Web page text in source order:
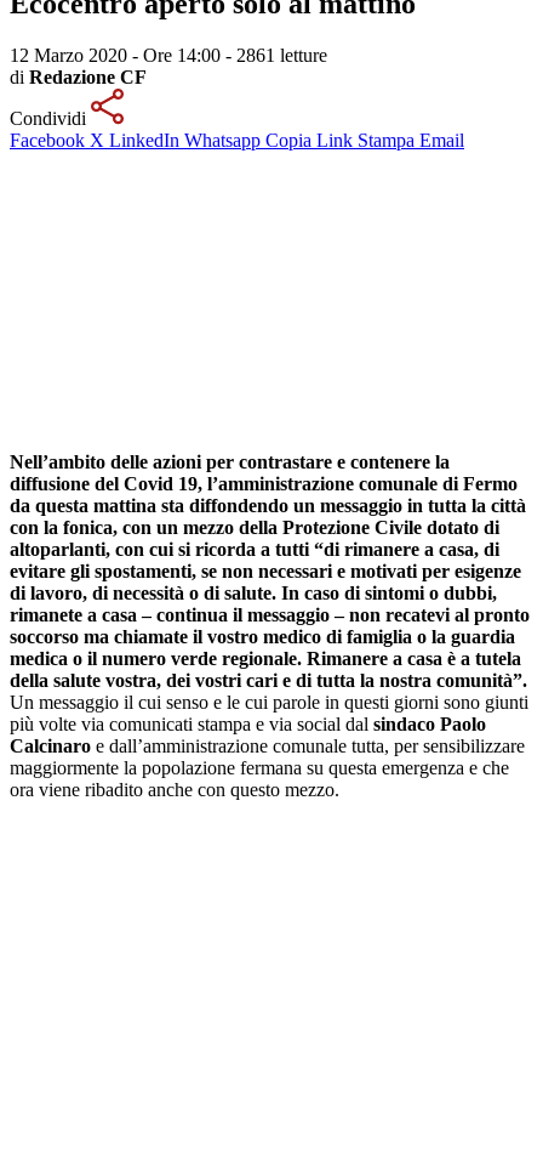
12 Marzo 2020 - Ore 14:00 - 2861 letture
di Redazione CF
Condividi
Facebook X LinkedIn Whatsapp Copia Link Stampa Email
Nell’ambito delle azioni per contrastare e contenere la
diffusione del Covid 19, l’amministrazione comunale di Fermo
da questa mattina sta diffondendo un messaggio in tutta la città
con la fonica, con un mezzo della Protezione Civile dotato di
altoparlanti, con cui si ricorda a tutti “di rimanere a casa, di
evitare gli spostamenti, se non necessari e motivati per esigenze
di lavoro, di necessità o di salute. In caso di sintomi o dubbi,
rimanete a casa – continua il messaggio – non recatevi al pronto
soccorso ma chiamate il vostro medico di famiglia o la guardia
medica o il numero verde regionale. Rimanere a casa è a tutela
della salute vostra, dei vostri cari e di tutta la nostra comunità”.
Un messaggio il cui senso e le cui parole in questi giorni sono giunti
più volte via comunicati stampa e via social dal sindaco Paolo
Calcinaro e dall’amministrazione comunale tutta, per sensibilizzare
maggiormente la popolazione fermana su questa emergenza e che
ora viene ribadito anche con questo mezzo.